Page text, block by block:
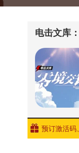
预订激活码